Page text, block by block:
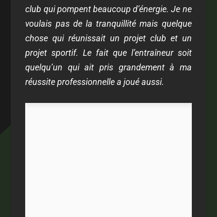
club qui pompent beaucoup d’énergie. Je ne
voulais pas de la tranquillité mais quelque
chose qui réunissait un projet club et un
projet sportif. Le fait que l’entraîneur soit
quelqu’un qui ait pris grandement à ma
réussite professionnelle a joué aussi.